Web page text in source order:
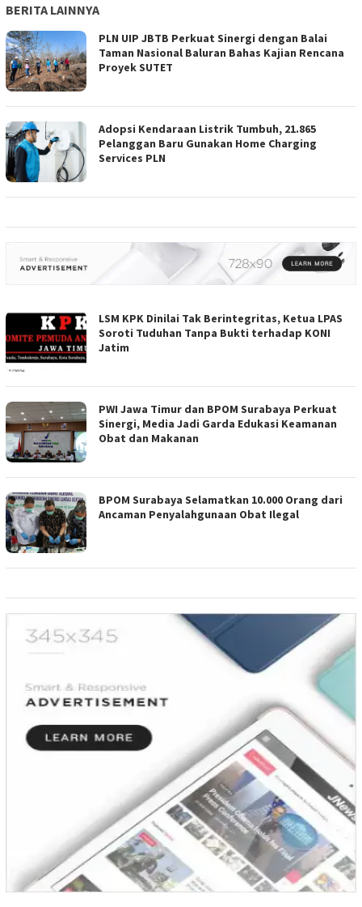
BERITA LAINNYA
PLN UIP JBTB Perkuat Sinergi dengan Balai
Taman Nasional Baluran Bahas Kajian Rencana
Proyek SUTET
Adopsi Kendaraan Listrik Tumbuh, 21.865
Pelanggan Baru Gunakan Home Charging
Services PLN
LSM KPK Dinilai Tak Berintegritas, Ketua LPAS
Soroti Tuduhan Tanpa Bukti terhadap KONI
Jatim
PWI Jawa Timur dan BPOM Surabaya Perkuat
Sinergi, Media Jadi Garda Edukasi Keamanan
Obat dan Makanan
BPOM Surabaya Selamatkan 10.000 Orang dari
Ancaman Penyalahgunaan Obat Ilegal